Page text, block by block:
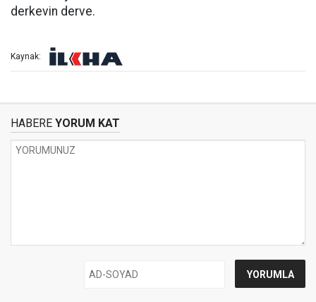
derkevin derve.
Kaynak:
HABERE YORUM KAT